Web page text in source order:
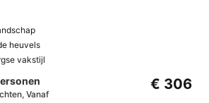
heuvels
vakstijl
Vanaf
€ 306